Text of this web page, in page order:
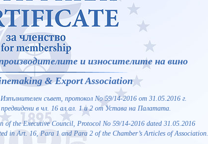
и износителите на вино
& Export Association
съвет, протокол No 59/14-2016 от 31.05.2016 г.
в чл. 16 ал.ал. 1 и 2 от Устава на Палатата.
of the Executive Council, Protocol No 59/14-2016 dated 31.05.2016
in Art. 16, Para 1 and Para 2 of the Chamber’s Articles of Association.